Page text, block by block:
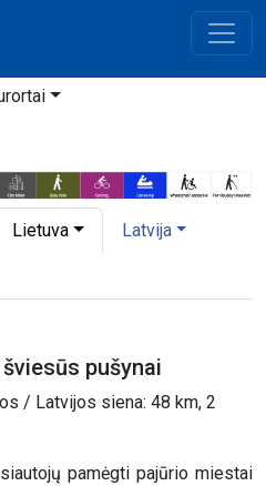
Lietuva Latvija
pušynai
/ Latvijos siena: 48 km, 2
pamėgti pajūrio miestai